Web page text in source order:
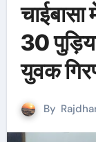
चाईबासा
30
युवक
By